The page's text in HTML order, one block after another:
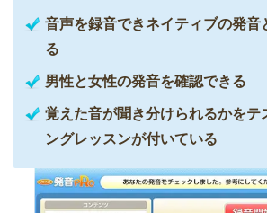
音声を録音できネイティブの発音
る
男性と女性の発音を確認できる
覚えた音が聞き分けられるかをテ
ングレッスンが付いている